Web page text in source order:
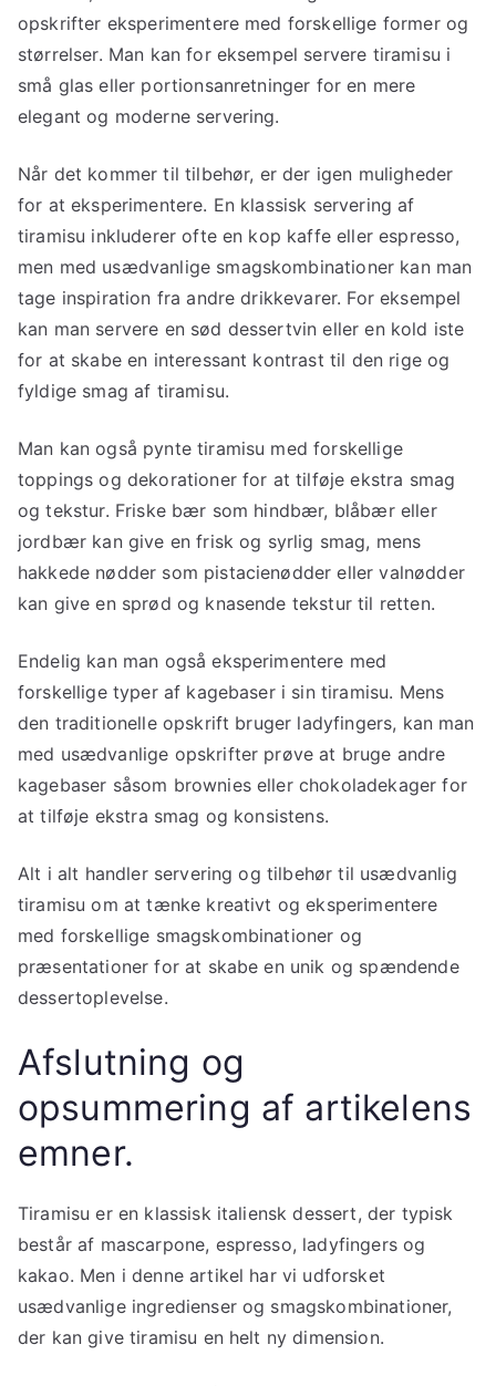
opskrifter eksperimentere med forskellige former og
størrelser. Man kan for eksempel servere tiramisu i
små glas eller portionsanretninger for en mere
elegant og moderne servering.
Når det kommer til tilbehør, er der igen muligheder
for at eksperimentere. En klassisk servering af
tiramisu inkluderer ofte en kop kaffe eller espresso,
men med usædvanlige smagskombinationer kan man
tage inspiration fra andre drikkevarer. For eksempel
kan man servere en sød dessertvin eller en kold iste
for at skabe en interessant kontrast til den rige og
fyldige smag af tiramisu.
Man kan også pynte tiramisu med forskellige
toppings og dekorationer for at tilføje ekstra smag
og tekstur. Friske bær som hindbær, blåbær eller
jordbær kan give en frisk og syrlig smag, mens
hakkede nødder som pistacienødder eller valnødder
kan give en sprød og knasende tekstur til retten.
Endelig kan man også eksperimentere med
forskellige typer af kagebaser i sin tiramisu. Mens
den traditionelle opskrift bruger ladyfingers, kan man
med usædvanlige opskrifter prøve at bruge andre
kagebaser såsom brownies eller chokoladekager for
at tilføje ekstra smag og konsistens.
Alt i alt handler servering og tilbehør til usædvanlig
tiramisu om at tænke kreativt og eksperimentere
med forskellige smagskombinationer og
præsentationer for at skabe en unik og spændende
dessertoplevelse.
Afslutning og
opsummering af artikelens
emner.
Tiramisu er en klassisk italiensk dessert, der typisk
består af mascarpone, espresso, ladyfingers og
kakao. Men i denne artikel har vi udforsket
usædvanlige ingredienser og smagskombinationer,
der kan give tiramisu en helt ny dimension.